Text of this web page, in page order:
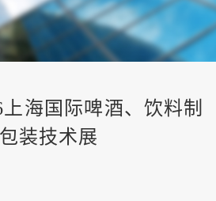
海国际啤酒、饮料制
装技术展